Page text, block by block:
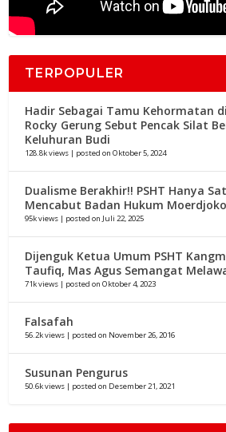
TERPOPULER
Hadir Sebagai Tamu Kehormatan
Rocky Gerung Sebut Pencak Silat
Keluhuran Budi
128.8k views | posted on Oktober 5, 2024
Dualisme Berakhir!! PSHT Hanya
Mencabut Badan Hukum Moerdjoko
95k views | posted on Juli 22, 2025
Dijenguk Ketua Umum PSHT
Taufiq, Mas Agus Semangat
71k views | posted on Oktober 4, 2023
Falsafah
56.2k views | posted on November 26, 2016
Susunan Pengurus
50.6k views | posted on Desember 21, 2021